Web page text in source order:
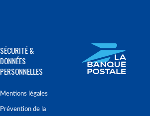
SÉCURITÉ &
DONNÉES
PERSONNELLES
Mentions légales
Prévention de la